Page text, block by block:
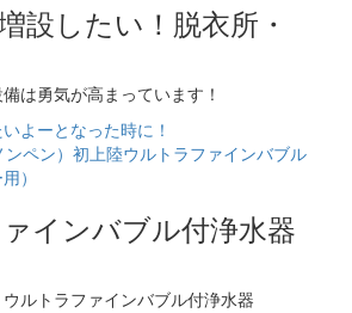
設したい！脱衣所・
は勇気が高まっています！
よーとなった時に！
インバブル付浄水器
ルトラファインバブル付浄水器